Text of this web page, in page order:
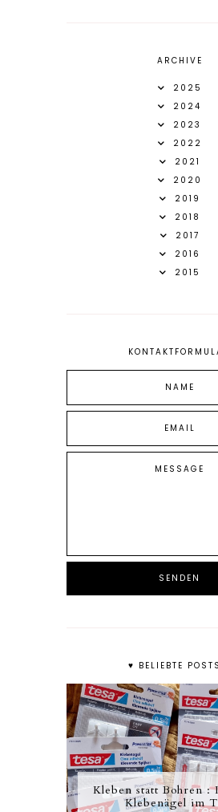
ARCHIVE
2025
2024
2023
2022
2021
2020
2019
2018
2017
2016
2015
♥ BELIEBTE
Kleben statt Bohren :
Klebenägel im